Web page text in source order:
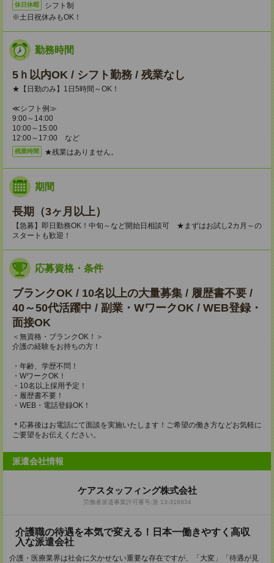
休日休暇
シフト制
※土日祝休みもOK！
勤務時間
5ｈ以内OK / シフト勤務 / 残業なし
★【日勤のみ】1日5時間～OK！
≪シフト例≫
9:00～14:00
10:00～15:00
12:00～17:00 など
残業時間 ★残業はありません。
期間
長期（3ヶ月以上）
【急募】即日勤務OK！中旬～など開始日相談可 ★まずはお試し2カ月～の
スタートも歓迎！
応募資格・条件
ブランクOK / 10名以上の大量募集 / 履歴書不要 /
40～50代活躍中 / 副業・WワークOK / WEB登録・
面接OK
＜無資格・ブランクOK！＞
介護の経験をお持ちの方！
・年齢、学歴不問！
・WワークOK！
・10名以上採用予定！
・履歴書不要！
・WEB・電話登録OK！
＊応募後はお電話にて面談を実施いたします！ご希望の働き方などお気軽に
ご要望をお伝えください。
派遣会社情報
ケアスタッフィング株式会社
労働者派遣事業許可番号:派 13-316934
介護職の待遇を本気で変える！日本一働きやすく高収
入な派遣会社
介護・医療業界は社会に欠かせない重要な存在ですが、「大変」「待遇が見